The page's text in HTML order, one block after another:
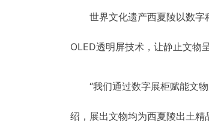
世界文化遗产西夏陵以数
OLED透明屏技术，让静止文物
“我们通过数字展柜赋能文
绍，展出文物均为西夏陵出土